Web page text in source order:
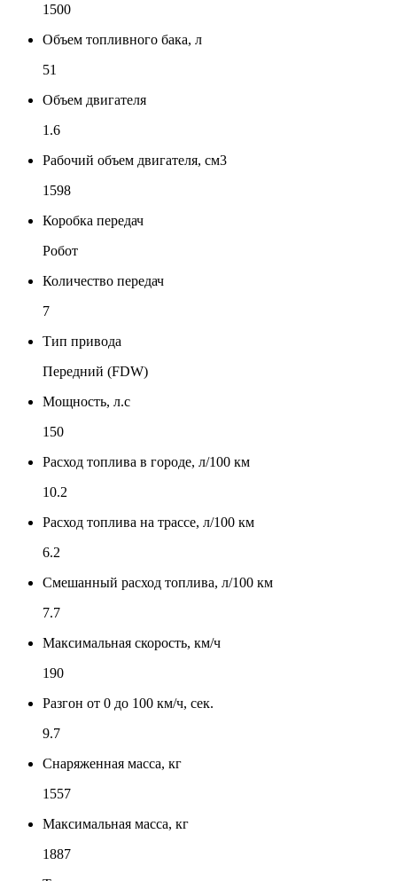
1500
Объем топливного бака, л
51
Объем двигателя
1.6
Рабочий объем двигателя, см3
1598
Коробка передач
Робот
Количество передач
7
Тип привода
Передний (FDW)
Мощность, л.с
150
Расход топлива в городе, л/100 км
10.2
Расход топлива на трассе, л/100 км
6.2
Смешанный расход топлива, л/100 км
7.7
Максимальная скорость, км/ч
190
Разгон от 0 до 100 км/ч, сек.
9.7
Снаряженная масса, кг
1557
Максимальная масса, кг
1887